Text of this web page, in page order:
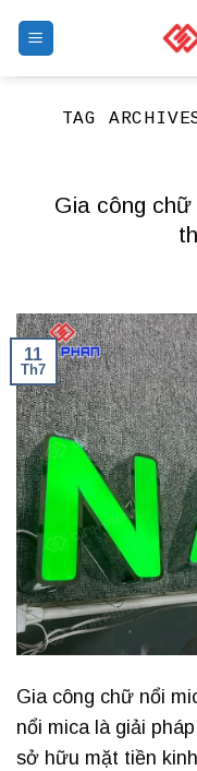
TAG
Gia công
11
Th7
Gia công chữ nổi
nổi mica là giải
sở hữu mặt tiền